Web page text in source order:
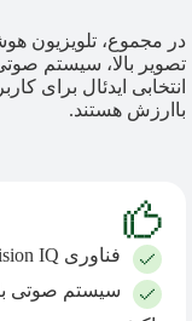
در مجموع، تلویزیون
تصویر بالا، سیستم
انتخابی ایدئال برای
باارزش هستند.
فناوری Dolby Vision IQ و Dolby Atmos
سیستم صوتی با